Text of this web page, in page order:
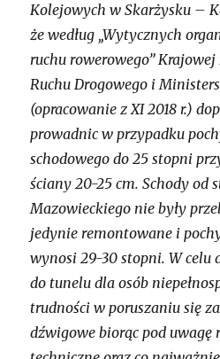
Kolejowych w Skarżysku –
że według „Wytycznych
ruchu rowerowego”
Ruchu Drogowego i
(opracowanie z XI 2018 r.)
prowadnic w przypadku
schodowego do 25 stopni
ściany 20-25 cm. Schody od
Mazowieckiego nie były
jedynie remontowane i
wynosi 29-30 stopni. W celu
do tunelu dla osób
trudności w poruszaniu się
dźwigowe biorąc pod uwagę